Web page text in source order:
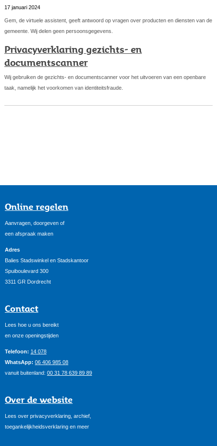
17 januari 2024
Gem, de virtuele assistent, geeft antwoord op vragen over producten en diensten van de
gemeente. Wij delen geen persoonsgegevens.
Privacyverklaring gezichts- en
documentscanner
Wij gebruiken de gezichts- en documentscanner voor het uitvoeren van een openbare
taak, namelijk het voorkomen van identiteitsfraude.
Online regelen
Aanvragen, doorgeven of
een afspraak maken
Adres
Balies Stadswinkel en Stadskantoor
Spuiboulevard 300
3311 GR Dordrecht
Contact
Lees hoe u ons bereikt
en onze openingstijden
Telefoon: 14 078
WhatsApp: 06 406 985 08
vanuit buitenland: 00 31 78 639 89 89
Over de website
Lees over privacyverklaring, archief,
toegankelijkheidsverklaring en meer